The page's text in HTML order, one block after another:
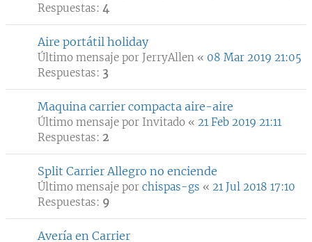
Respuestas: 4
Aire portátil holiday
Último mensaje por JerryAllen « 08 Mar 2019 21:05
Respuestas: 3
Maquina carrier compacta aire-aire
Último mensaje por Invitado « 21 Feb 2019 21:11
Respuestas: 2
Split Carrier Allegro no enciende
Último mensaje por chispas-gs « 21 Jul 2018 17:10
Respuestas: 9
Avería en Carrier